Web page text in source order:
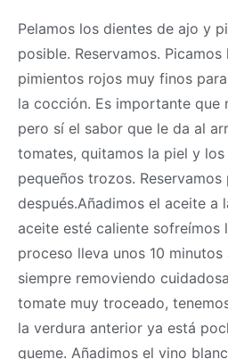
Pelamos los dientes de ajo y
posible. Reservamos.
pimientos rojos muy finos
la cocción. Es importante que
pero sí el sabor que le da al
tomates, quitamos la piel y
pequeños trozos. Reservamos
después.Añadimos el aceite a
aceite esté caliente sofreímos
proceso lleva unos 10
siempre removiendo
tomate muy troceado,
la verdura anterior ya está
queme. Añadimos el vino